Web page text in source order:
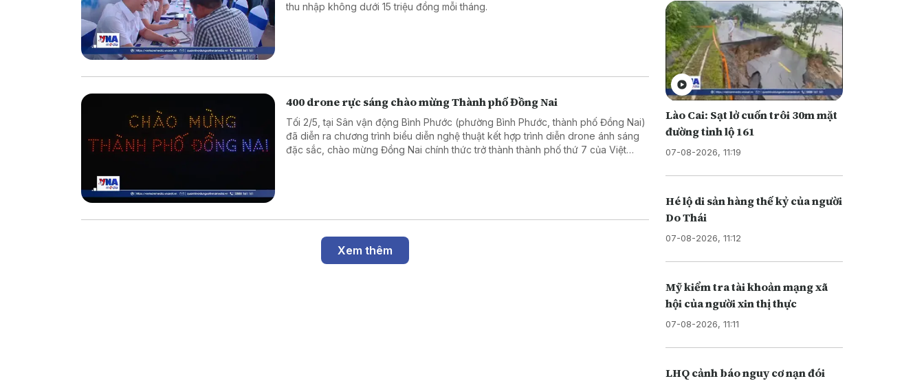
thu nhập không dưới 15 triệu đồng mỗi tháng.
400 drone rực sáng chào mừng Thành phố Đồng Nai
Tối 2/5, tại Sân vận động Bình Phước (phường Bình Phước, thành phố Đồng Nai)
đã diễn ra chương trình biểu diễn nghệ thuật kết hợp trình diễn drone ánh sáng
đặc sắc, chào mừng Đồng Nai chính thức trở thành thành phố thứ 7 của Việt
Xem thêm
Lào Cai: Sạt lở cuốn trôi 30m mặt
đường tỉnh lộ 161
07-08-2026, 11:19
Hé lộ di sản hàng thế kỷ của người
Do Thái
07-08-2026, 11:12
Mỹ kiểm tra tài khoản mạng xã
hội của người xin thị thực
07-08-2026, 11:11
LHQ cảnh báo nguy cơ nạn đói